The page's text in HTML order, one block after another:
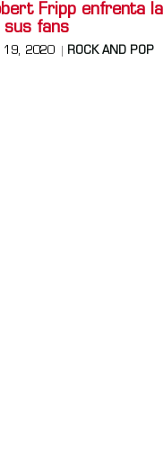
Fripp enfrenta
sus fans
19, 2020 ROCK AND POP